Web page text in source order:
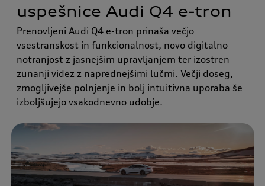
uspešnice Audi Q4 e-tron
Prenovljeni Audi Q4 e-tron prinaša večjo
vsestranskost in funkcionalnost, novo digitalno
notranjost z jasnejšim upravljanjem ter izostren
zunanji videz z naprednejšimi lučmi. Večji doseg,
zmogljivejše polnjenje in bolj intuitivna uporaba še
izboljšujejo vsakodnevno udobje.